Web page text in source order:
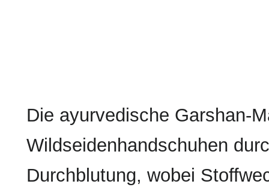
Die ayurvedische Garshan-
Wildseidenhandschuhen
Durchblutung, wobei